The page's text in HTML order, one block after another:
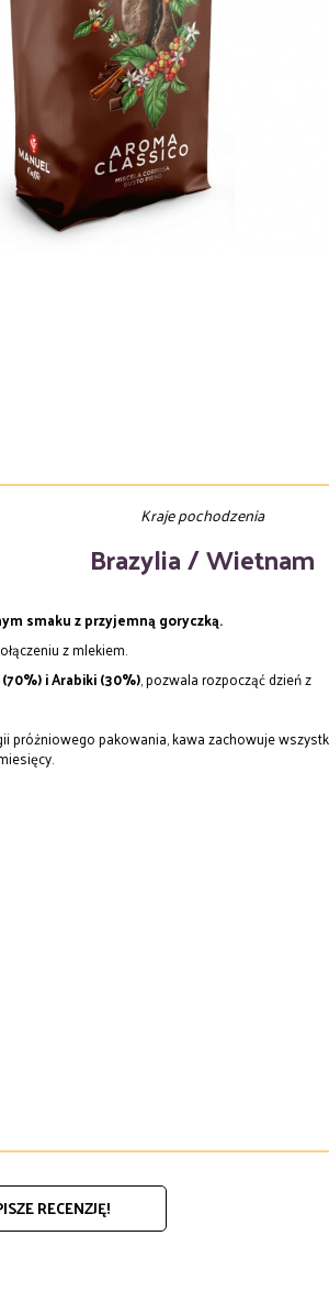
Kraje pochodzenia
Brazylia / Wietnam
smaku z przyjemną goryczką.
z mlekiem.
i Arabiki (30%), pozwala rozpocząć dzień z
próżniowego pakowania, kawa zachowuje
RECENZJĘ!